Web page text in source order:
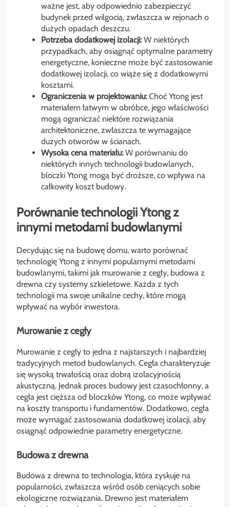
ważne jest, aby odpowiednio zabezpieczyć
budynek przed wilgocią, zwłaszcza w rejonach o
dużych opadach deszczu.
Potrzeba dodatkowej izolacji:W niektórych
przypadkach, aby osiągnąć optymalne parametry
energetyczne, konieczne może być zastosowanie
dodatkowej izolacji, co wiąże się z dodatkowymi
kosztami.
Ograniczenia w projektowaniu:Choć Ytong jest
materiałem łatwym w obróbce, jego właściwości
mogą ograniczać niektóre rozwiązania
architektoniczne, zwłaszcza te wymagające
dużych otworów w ścianach.
Wysoka cena materiału:W porównaniu do
niektórych innych technologii budowlanych,
bloczki Ytong mogą być droższe, co wpływa na
całkowity koszt budowy.
Porównanie technologii Ytong z
innymi metodami budowlanymi
Decydując się na budowę domu, warto porównać
technologię Ytong z innymi popularnymi metodami
budowlanymi, takimi jak murowanie z cegły, budowa z
drewna czy systemy szkieletowe. Każda z tych
technologii ma swoje unikalne cechy, które mogą
wpływać na wybór inwestora.
Murowanie z cegły
Murowanie z cegły to jedna z najstarszych i najbardziej
tradycyjnych metod budowlanych. Cegła charakteryzuje
się wysoką trwałością oraz dobrą izolacyjnością
akustyczną. Jednak proces budowy jest czasochłonny, a
cegła jest cięższa od bloczków Ytong, co może wpływać
na koszty transportu i fundamentów. Dodatkowo, cegła
może wymagać zastosowania dodatkowej izolacji, aby
osiągnąć odpowiednie parametry energetyczne.
Budowa z drewna
Budowa z drewna to technologia, która zyskuje na
popularności, zwłaszcza wśród osób ceniących sobie
ekologiczne rozwiązania. Drewno jest materiałem